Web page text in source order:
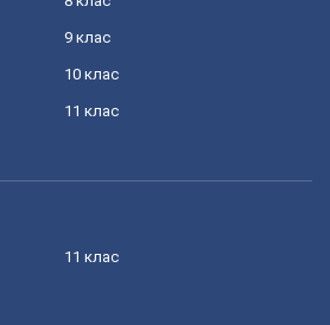
9 клас
10 клас
11 клас
11 клас